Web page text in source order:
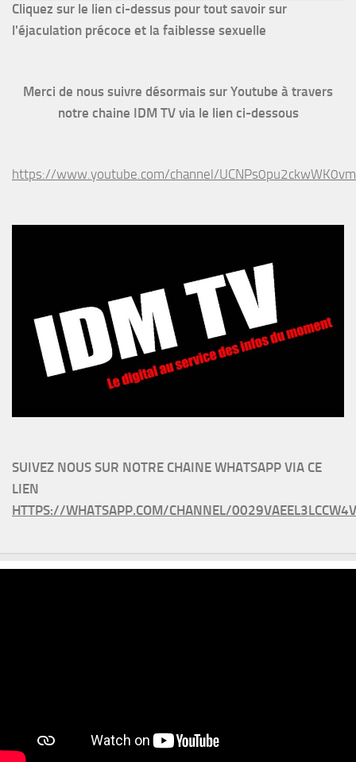
Cliquez sur le lien ci-dessus pour tout savoir sur
l'éjaculation précoce et la faiblesse sexuelle
Merci de nous suivre désormais sur Youtube à travers
notre chaine IDM TV via le lien ci-dessous
https://www.youtube.com/channel/
SUIVEZ NOUS SUR NOTRE CHAINE WHATSAPP VIA CE
LIEN
HTTPS://WHATSAPP.COM/CHANNEL/